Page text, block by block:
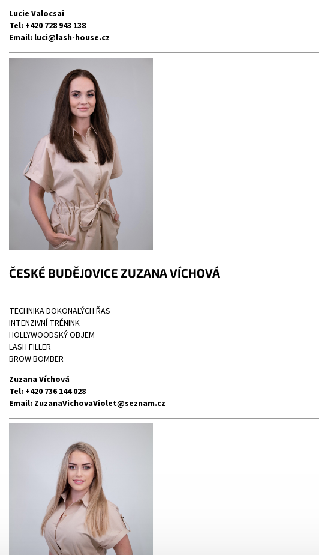
Lucie Valocsai
Tel: +420 728 943 138
Email: luci@lash-house.cz
ČESKÉ BUDĚJOVICE ZUZANA VÍCHOVÁ
TECHNIKA DOKONALÝCH ŘAS
INTENZIVNÍ TRÉNINK
HOLLYWOODSKÝ OBJEM
LASH FILLER
BROW BOMBER
Zuzana Víchová
Tel: +420 736 144 028
Email: ZuzanaVichovaViolet@seznam.cz